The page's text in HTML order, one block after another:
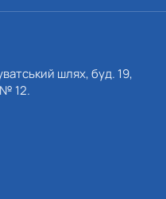
шлях, буд. 19,
12.